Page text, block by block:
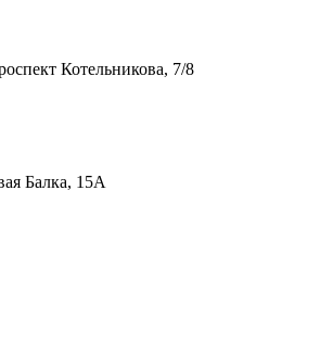
Котельникова, 7/8
Балка, 15А